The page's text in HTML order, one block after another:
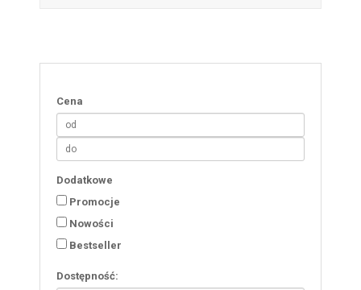
Cena
Dodatkowe
Promocje
Nowości
Bestseller
Dostępność: